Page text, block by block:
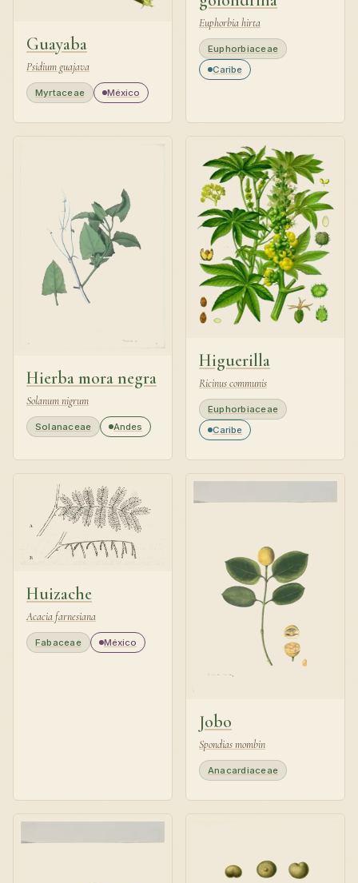
Guayaba
Psidium guajava
Myrtaceae México
Euphorbia hirta
Euphorbiaceae
Caribe
Hierba mora negra
Solanum nigrum
Solanaceae Andes
Higuerilla
Ricinus communis
Euphorbiaceae
Caribe
Huizache
Acacia farnesiana
Fabaceae México
Jobo
Spondias mombin
Anacardiaceae